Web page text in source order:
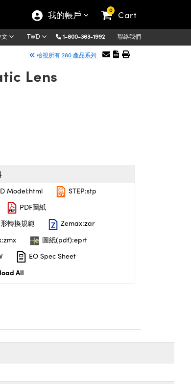
我的帳戶 0 Cart
TWD 1-800-363-1992 聯絡我們
檢視所有 280 產品系列
Lens
Model:html
STEP:stp
PDF圖紙
轉換規範
Zemax:zar
圖紙(pdf):eprt
EO Spec Sheet
All